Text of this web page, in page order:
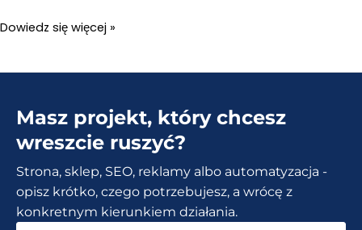
Czy
inwestować
chatboty
sklepu?
Dowiedz się więcej »
Masz projekt, który chcesz
wreszcie ruszyć?
Strona, sklep, SEO, reklamy albo automatyzacja -
opisz krótko, czego potrzebujesz, a wrócę z
konkretnym kierunkiem działania.